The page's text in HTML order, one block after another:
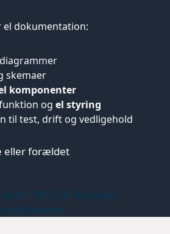
el dokumentation:
skemaer
komponenter
og el styring
til test, drift og vedligehold
eller forældet
tlf.: 58 53 06 30 og hør
mulighederne